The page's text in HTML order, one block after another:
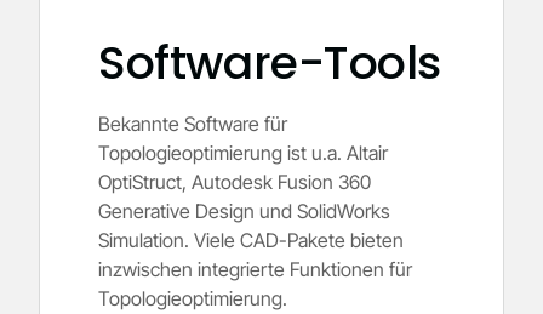
Software-Tools
Bekannte Software für
Topologieoptimierung ist u.a. Altair
OptiStruct, Autodesk Fusion 360
Generative Design und SolidWorks
Simulation. Viele CAD-Pakete bieten
inzwischen integrierte Funktionen für
Topologieoptimierung.